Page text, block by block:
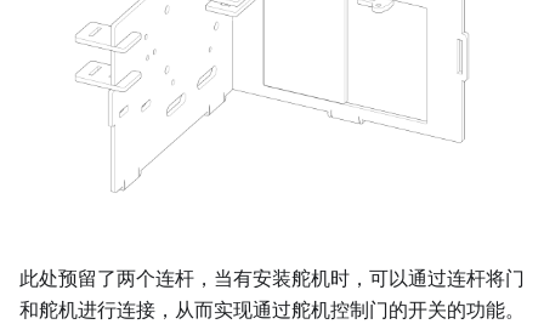
此处预留了两个连杆，当有安装舵机时，可以通过连杆将门
和舵机进行连接，从而实现通过舵机控制门的开关的功能。